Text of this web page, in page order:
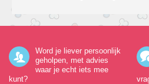
Word je liever persoonlijk
geholpen, met advies
waar je echt iets mee
kunt?